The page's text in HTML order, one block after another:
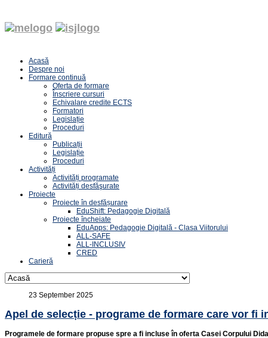
Acasă
Despre noi
Formare continuă
Oferta de formare
Înscriere cursuri
Echivalare credite ECTS
Formatori
Legislație
Proceduri
Editură
Publicații
Legislație
Proceduri
Activități
Activități programate
Activități desfăşurate
Proiecte
Proiecte în desfășurare
EduShift: Pedagogie Digitală
Proiecte încheiate
EduApps: Pedagogie Digitală - Clasa Viitorului
ALL-SAFE
ALL-INCLUSIV
CRED
Carieră
23 September 2025
Apel de selecție - programe de formare care vor fi
Programele de formare propuse spre a fi incluse în oferta Casei Corpului